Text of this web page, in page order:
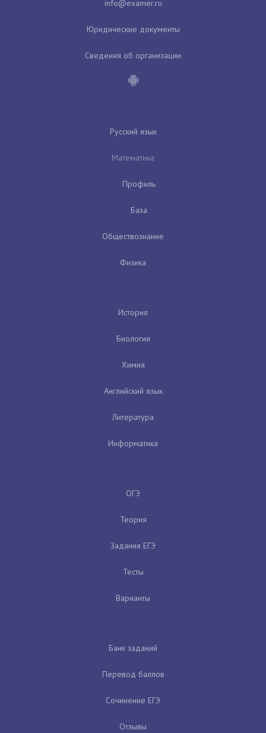
Юридические документы
Сведения об организации
Русский язык
Математика
Профиль
База
Обществознание
Физика
История
Биология
Химия
Английский язык
Литература
Информатика
ОГЭ
Теория
Задания ЕГЭ
Тесты
Варианты
Банк заданий
Перевод баллов
Сочинение ЕГЭ
Отзывы